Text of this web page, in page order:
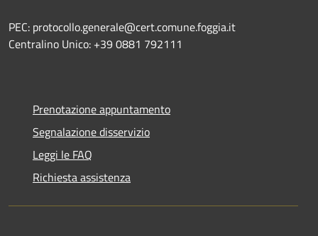
PEC: protocollo.generale@cert.comune.foggia.it
Centralino Unico: +39 0881 792111
Prenotazione appuntamento
Segnalazione disservizio
Leggi le FAQ
Richiesta assistenza